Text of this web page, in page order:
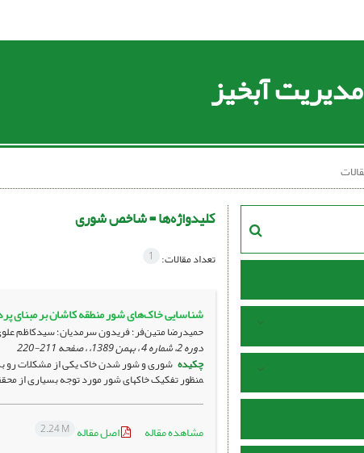
آبخیز
کلیدواژه‌ها =شاخص شوری
تعداد مقالات: 1
شنا‎سایی خاک‌های شور منطقه کاشان‎ ‎بر مبنای پردازش رقومی ‏داده‌های ماهواره ‏‎ IRS-1D‎‏ و مطالعات میدانی
حمیدرضا متین‌فر؛ فریدون سرمدیان؛ سیدکاظم
دوره 2، شماره 4 ، بهمن 1389، ، صفحه
211-220
چکیده
منظور تفکیک خاک­های شور مورد توجه بسیاری از
مشاهده مقاله اصل مقاله 2.24 M